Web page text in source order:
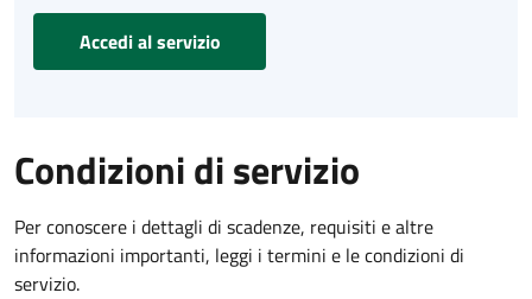
Accedi al servizio
Condizioni di servizio
Per conoscere i dettagli di scadenze, requisiti e altre
informazioni importanti, leggi i termini e le condizioni di
servizio.